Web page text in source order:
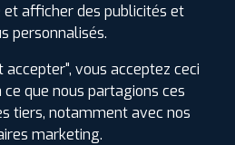
ÉTIQUETAGE
afficher des publicités et
personnalisés.
vous acceptez ceci
que nous partagions ces
tiers, notamment avec nos
marketing.